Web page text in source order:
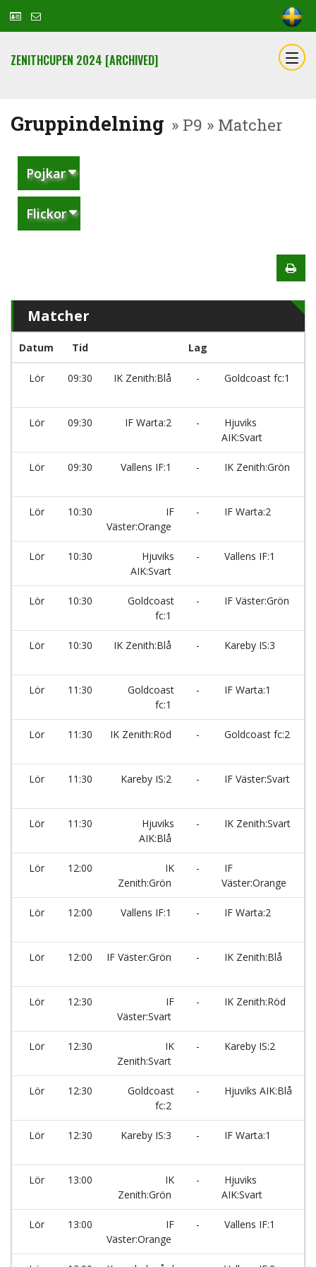
ZENITHCUPEN 2024 [ARCHIVED]
Gruppindelning » P9 » Matcher
Pojkar
Flickor
Matcher
Datum Tid Lag
Lör 09:30 IK Zenith:Blå -
Goldcoast fc:1
Lör 09:30 IF Warta:2 -
Hjuviks
AIK:Svart
Lör 09:30 Vallens IF:1 -
IK Zenith:Grön
Lör 10:30
IF
Väster:Orange
-
IF Warta:2
Lör 10:30
Hjuviks
AIK:Svart
-
Vallens IF:1
Lör 10:30
Goldcoast
fc:1
-
IF Väster:Grön
Lör 10:30 IK Zenith:Blå -
Kareby IS:3
Lör 11:30
Goldcoast
fc:1
-
IF Warta:1
Lör 11:30 IK Zenith:Röd -
Goldcoast fc:2
Lör 11:30 Kareby IS:2 -
IF Väster:Svart
Lör 11:30
Hjuviks
AIK:Blå
-
IK Zenith:Svart
Lör 12:00
IK
Zenith:Grön
-
IF
Väster:Orange
Lör 12:00 Vallens IF:1 -
IF Warta:2
Lör 12:00 IF Väster:Grön -
IK Zenith:Blå
Lör 12:30
IF
Väster:Svart
-
IK Zenith:Röd
Lör 12:30
IK
Zenith:Svart
-
Kareby IS:2
Lör 12:30
Goldcoast
fc:2
-
Hjuviks AIK:Blå
Lör 12:30 Kareby IS:3 -
IF Warta:1
Lör 13:00
IK
Zenith:Grön
-
Hjuviks
AIK:Svart
Lör 13:00
IF
Väster:Orange
-
Vallens IF:1